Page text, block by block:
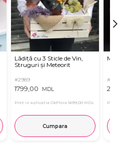
Lădiță cu 3 Sticle de Vin,
Struguri și Meteorit
#2989
1799,00 MDL
Pret in aplicatia OkFlora 1699,00 MDL
Cumpara
#3220
Pret in